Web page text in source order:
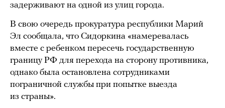
задерживают на одной из улиц города.
В свою очередь прокуратура республики Марий
Эл сообщала, что Сидоркина «намеревалась
вместе с ребенком пересечь государственную
границу РФ для перехода на сторону противника,
однако была остановлена сотрудниками
пограничной службы при попытке выезда
из страны».